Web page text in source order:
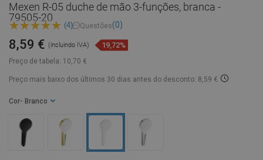
Mexen R-05 duche de mão 3-funções, branca -
79505-20
(4) Questões(0)
Preço de tabela: 10,70 €
8,59 € (incluindo IVA) 19,72%
Preço mais baixo dos últimos 30 dias antes do desconto: 8,59 €
Cor - Branco